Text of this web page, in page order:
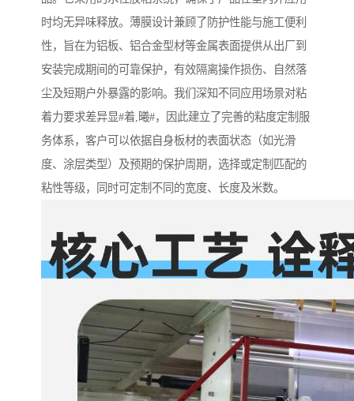
时均无异味释放。薄膜设计兼顾了防护性能与施工便利
性，旨在为铝板、铝合金型材等金属表面提供从出厂到
安装完成期间的可靠保护，有效隔离操作损伤、自然落
尘及短期户外暴露的影响。我们深知不同应用场景对粘
着力要求差异显#着,曦#，因此建立了完善的粘度定制服
务体系，客户可以依据自身板材的表面状态（如光滑
度、涂层类型）及预期的保护周期，选择或定制匹配的
粘性等级，同时可定制不同的宽度、长度及米数。